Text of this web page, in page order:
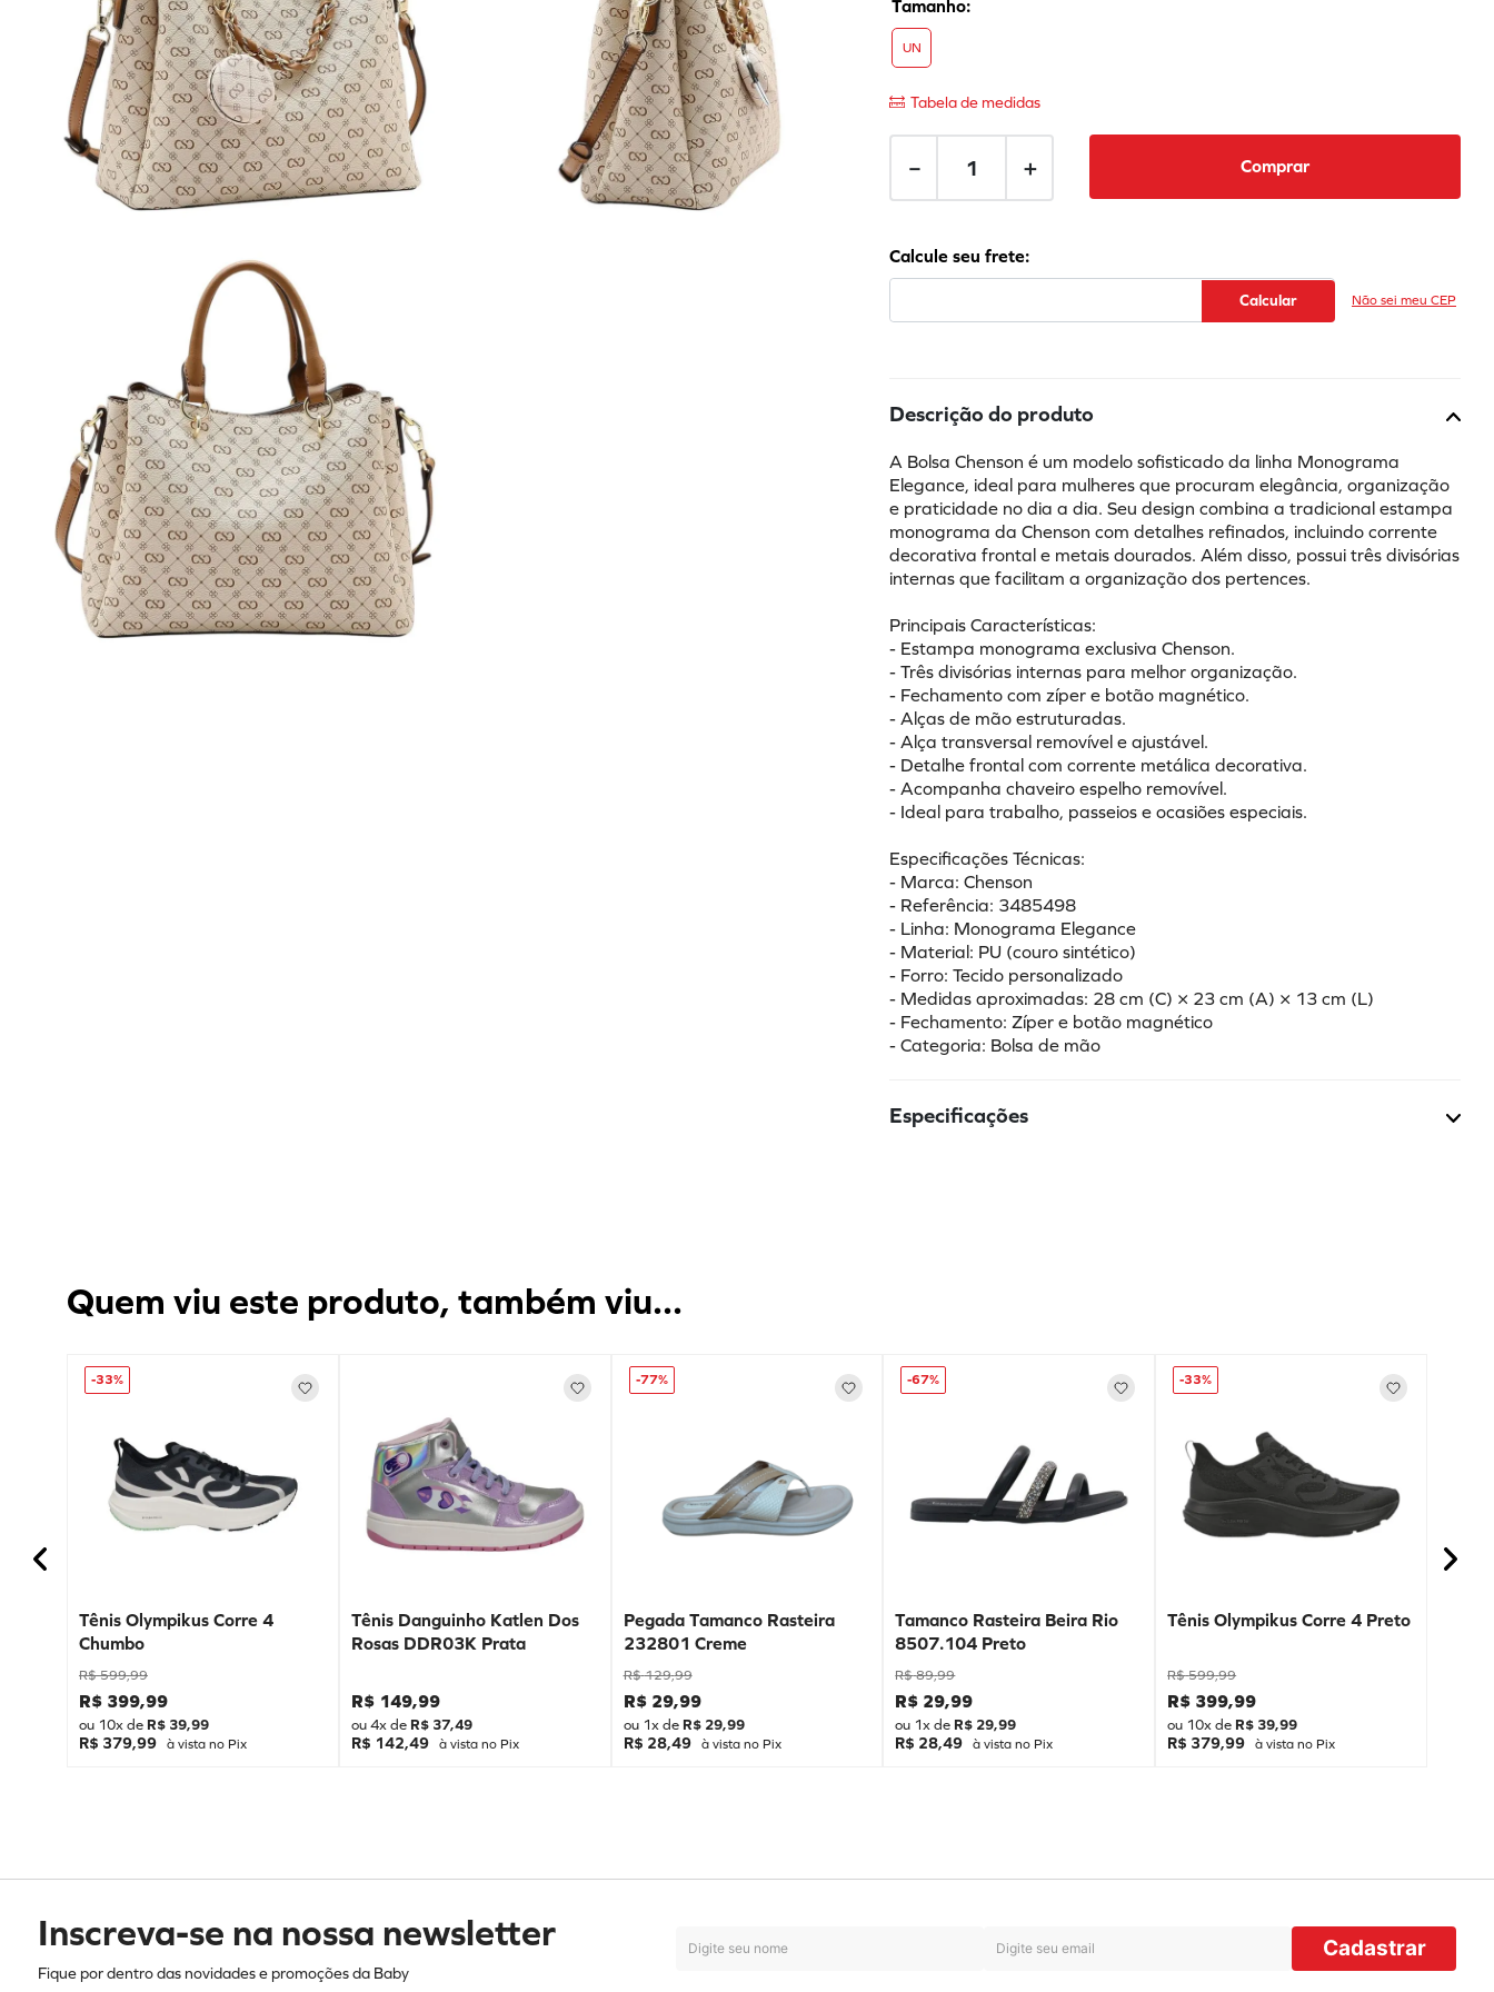
UN
Tabela de medidas
＋
－ Comprar
Não sei meu CEP
Descrição do produto
A Bolsa Chenson é um modelo sofisticado da linha Monograma
Elegance, ideal para mulheres que procuram elegância, organização
e praticidade no dia a dia. Seu design combina a tradicional estampa
monograma da Chenson com detalhes refinados, incluindo corrente
decorativa frontal e metais dourados. Além disso, possui três divisórias
internas que facilitam a organização dos pertences.
Principais Características:
- Estampa monograma exclusiva Chenson.
- Três divisórias internas para melhor organização.
- Fechamento com zíper e botão magnético.
- Alças de mão estruturadas.
- Alça transversal removível e ajustável.
- Detalhe frontal com corrente metálica decorativa.
- Acompanha chaveiro espelho removível.
- Ideal para trabalho, passeios e ocasiões especiais.
Especificações Técnicas:
- Marca: Chenson
- Referência: 3485498
- Linha: Monograma Elegance
- Material: PU (couro sintético)
- Forro: Tecido personalizado
- Medidas aproximadas: 28 cm (C) × 23 cm (A) × 13 cm (L)
- Fechamento: Zíper e botão magnético
- Categoria: Bolsa de mão
Especificações
Quem viu este produto, também viu...
-33%
Tênis Olympikus Corre 4
Chumbo
R$ 599,99
R$ 399,99
ou 10x de R$ 39,99
R$ 379,99 à vista no Pix
Tênis Danguinho Katlen Dos
Rosas DDR03K Prata
R$ 149,99
ou4x de R$ 37,49
R$ 142,49 à vista no Pix
-77%
Pegada Tamanco Rasteira
232801 Creme
R$ 129,99
R$ 29,99
ou 1x de R$ 29,99
R$ 28,49 à vista no Pix
-67%
Tamanco Rasteira Beira Rio
8507.104 Preto
R$ 89,99
R$ 29,99
ou 1x de R$ 29,99
R$ 28,49 à vista no Pix
-33%
Tênis Olympikus Corre 4 Preto
R$ 599,99
R$ 399,99
ou 10x de R$ 39,99
R$ 379,99 à vista no Pix
Inscreva-se na nossa newsletter
Fique por dentro das novidades e promoções da Baby
Cadastrar